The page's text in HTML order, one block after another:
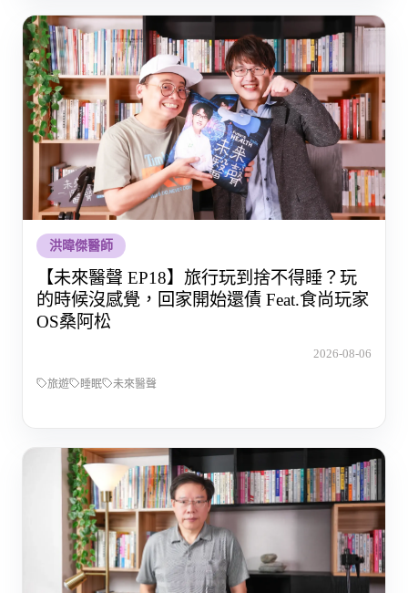
洪暐傑醫師
【未來醫聲 EP18】旅行玩到捨不得睡？玩
的時候沒感覺，回家開始還債 Feat.食尚玩家
OS桑阿松
2026-08-06
旅遊 睡眠 未來醫聲